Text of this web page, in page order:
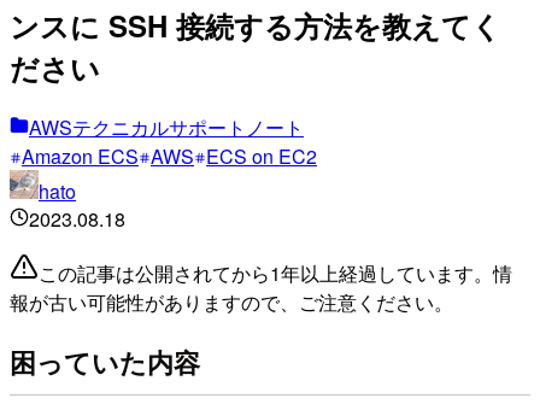
ンスに SSH 接続する方法を教えてく
ださい
AWSテクニカルサポートノート
Amazon ECS AWS ECS on EC2
hato
2023.08.18
この記事は公開されてから1年以上経過しています。情
報が古い可能性がありますので、ご注意ください。
困っていた内容